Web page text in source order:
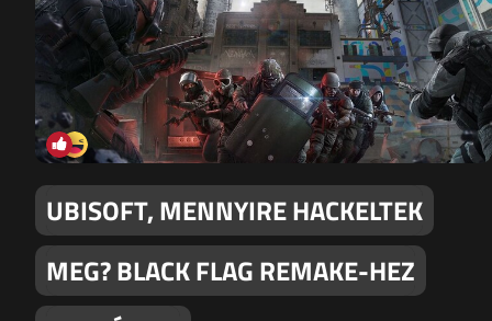
UBISOFT, MENNYIRE HACKELTEK
MEG? BLACK FLAG REMAKE-HEZ